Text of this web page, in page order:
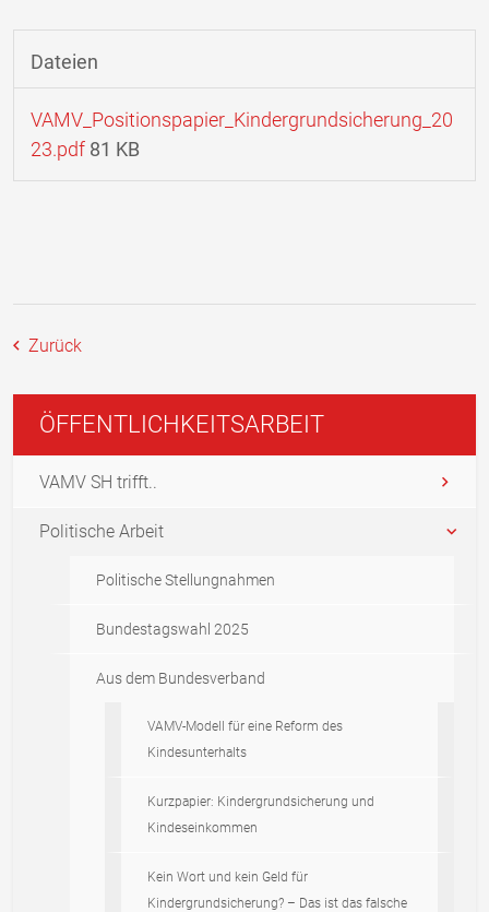
Dateien
VAMV_Positionspapier_Kindergrundsicherung_20
23.pdf 81 KB
Zurück
ÖFFENTLICHKEITSARBEIT
VAMV SH trifft..
Politische Arbeit
Politische Stellungnahmen
Bundestagswahl 2025
Aus dem Bundesverband
VAMV-Modell für eine Reform des
Kindesunterhalts
Kurzpapier: Kindergrundsicherung und
Kindeseinkommen
Kein Wort und kein Geld für
Kindergrundsicherung? – Das ist das falsche